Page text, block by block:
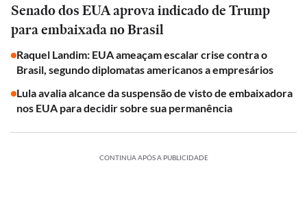
Senado dos EUA aprova indicado de Trump
para embaixada no Brasil
Raquel Landim: EUA ameaçam escalar crise contra o
Brasil, segundo diplomatas americanos a empresários
Lula avalia alcance da suspensão de visto de embaixadora
nos EUA para decidir sobre sua permanência
CONTINUA APÓS A PUBLICIDADE